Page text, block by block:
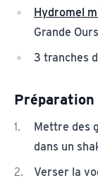
Hydromel
Grande
3 tranches
Préparation
Mettre des
dans un
Verser la